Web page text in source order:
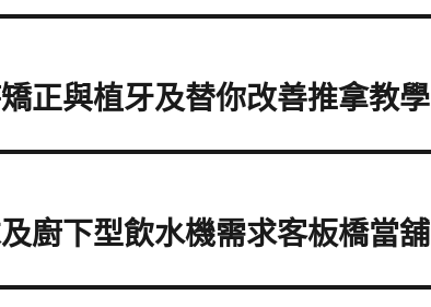
正與植牙及替你改善推拿教學
廚下型飲水機需求客板橋當舖